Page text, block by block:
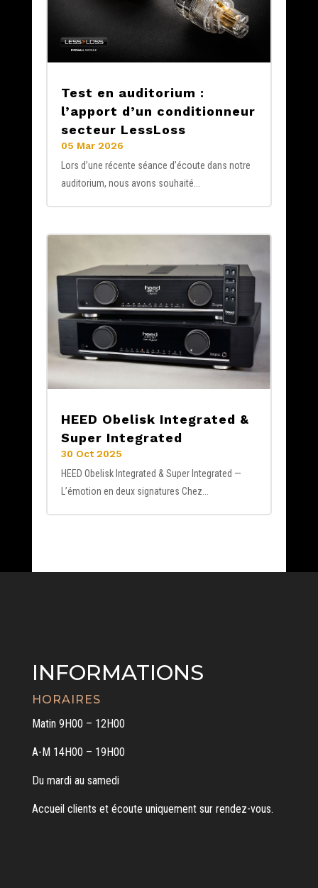
Test en auditorium :
l’apport d’un conditionneur
secteur LessLoss
05 Mar 2026
Lors d’une récente séance d’écoute dans notre
auditorium, nous avons souhaité...
HEED Obelisk Integrated &
Super Integrated
30 Oct 2025
HEED Obelisk Integrated & Super Integrated —
L’émotion en deux signatures Chez...
INFORMATIONS
HORAIRES
Matin 9H00 – 12H00
A-M 14H00 – 19H00
Du mardi au samedi
Accueil clients et écoute uniquement sur rendez-vous.